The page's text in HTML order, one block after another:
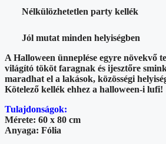
Nélkülözhetetlen party kellék
Jól mutat minden helyiségben
A Halloween ünneplése egyre növekvő
világító tököt faragnak és ijesztőre
maradhat el a lakások, közösségi
Kötelező kellék ehhez a halloween-i lufi!
Tulajdonságok:
Mérete: 60 x 80 cm
Anyaga: Fólia